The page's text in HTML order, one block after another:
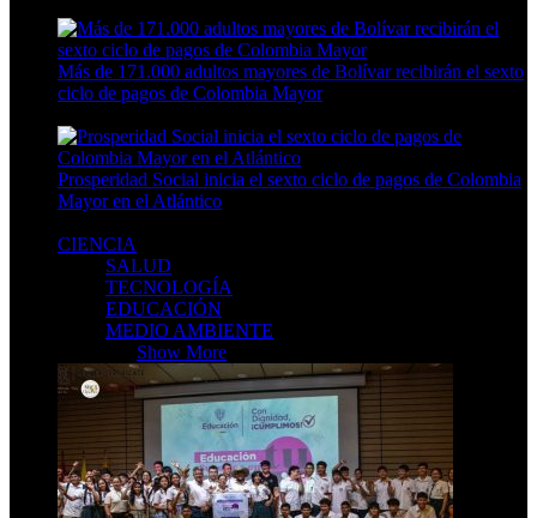
Más de 171.000 adultos mayores de Bolívar recibirán el sexto
ciclo de pagos de Colombia Mayor
Prosperidad Social inicia el sexto ciclo de pagos de Colombia
Mayor en el Atlántico
CIENCIA
SALUD
TECNOLOGÍA
EDUCACIÓN
MEDIO AMBIENTE
Show More